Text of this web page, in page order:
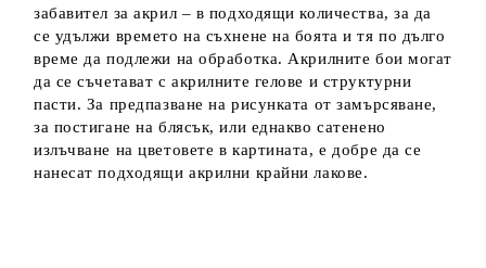
забавител за акрил – в подходящи количества, за да
се удължи времето на съхнене на боята и тя по дълго
време да подлежи на обработка. Акрилните бои могат
да се съчетават с акрилните гелове и структурни
пасти. За предпазване на рисунката от замърсяване,
за постигане на блясък, или еднакво сатенено
излъчване на цветовете в картината, е добре да се
нанесат подходящи акрилни крайни лакове.